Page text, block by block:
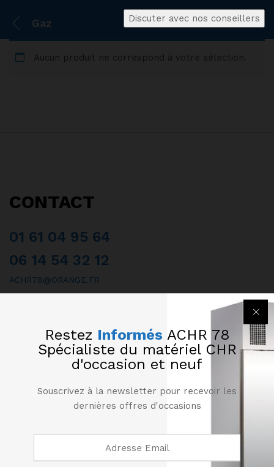
Gaz
Aucun produit ne correspond à votre sélection.
CONTACT
01 61 04 95 64
06 14 54 32 12
ACHR78@ORANGE.FR
CATEGORIES DE PRODUITS
INFORMATIONS
Restez Informés ACHR 78
Spécialiste du matériel CHR
d'occasion et neuf
Souscrivez à la newsletter pour recevoir les
dernières offres d'occasions
Discuter avec nos conseillers